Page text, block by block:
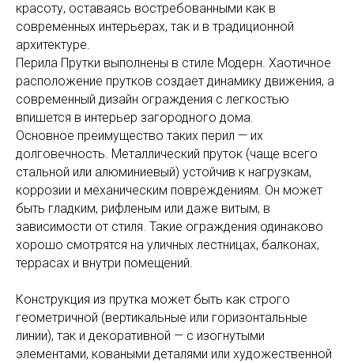
красоту, оставаясь востребованными как в
современных интерьерах, так и в традиционной
архитектуре.
Перила Прутки выполнены в стиле Модерн. Хаотичное
расположение прутков создает динамику движения, а
современный дизайн ограждения с легкостью
впишется в интерьер загородного дома.
Основное преимущество таких перил — их
долговечность. Металлический пруток (чаще всего
стальной или алюминиевый) устойчив к нагрузкам,
коррозии и механическим повреждениям. Он может
быть гладким, рифленым или даже витым, в
зависимости от стиля. Такие ограждения одинаково
хорошо смотрятся на уличных лестницах, балконах,
террасах и внутри помещений.
Конструкция из прутка может быть как строго
геометричной (вертикальные или горизонтальные
линии), так и декоративной — с изогнутыми
элементами, коваными деталями или художественной